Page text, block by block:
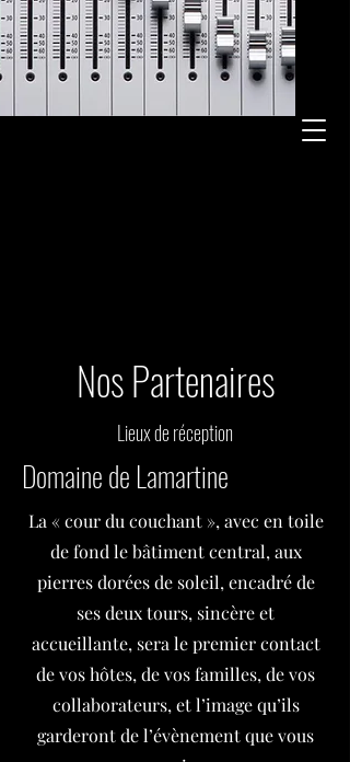
Nos Partenaires
Lieux de réception
Domaine de Lamartine
La « cour du couchant », avec en toile
de fond le bâtiment central, aux
pierres dorées de soleil, encadré de
ses deux tours, sincère et
accueillante, sera le premier contact
de vos hôtes, de vos familles, de vos
collaborateurs, et l’image qu’ils
garderont de l’évènement que vous